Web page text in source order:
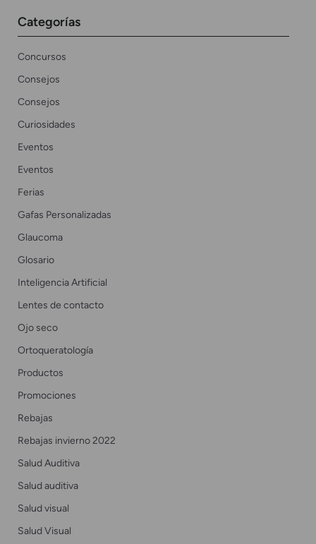
Categorías
Concursos
Consejos
Consejos
Curiosidades
Eventos
Eventos
Ferias
Gafas Personalizadas
Glaucoma
Glosario
Inteligencia Artificial
Lentes de contacto
Ojo seco
Ortoqueratología
Productos
Promociones
Rebajas
Rebajas invierno 2022
Salud Auditiva
Salud auditiva
Salud visual
Salud Visual